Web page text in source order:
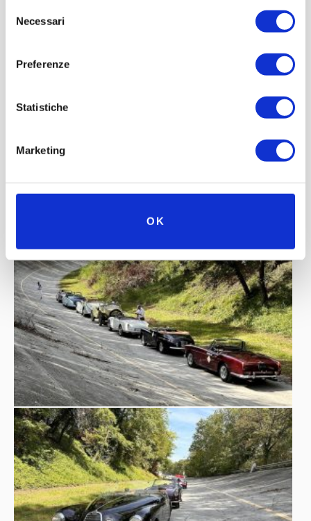
delNecessari
Preferenze
Statistiche
Marketing
OK